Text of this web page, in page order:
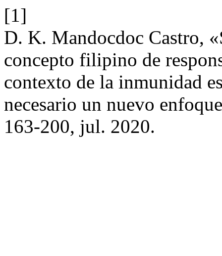
[1]
D. K. Mandocdoc Castro,
concepto filipino de
contexto de la inmunidad
necesario un nuevo
163-200, jul. 2020.